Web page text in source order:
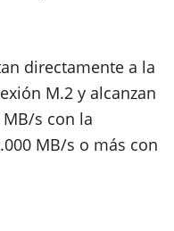
directamente a la
M.2 y alcanzan
s con la
MB/s o más con